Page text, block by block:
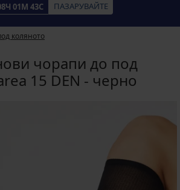
Ч 01М 43С ПАЗАРУВАЙТЕ
коляното
чорапи до под
15 DEN - черно